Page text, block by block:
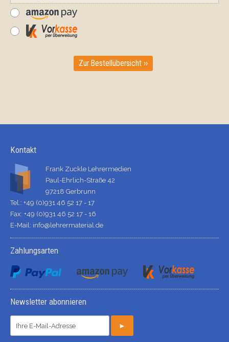
Zur Bestellübersicht ››
Kontakt
Frank Zuckle Lehrermedien
Paul-Ehrlich-Straße 42
97218 Gerbrunn
Tel.: +49 (0)931 46 52 17 - 17
Fax: +49 (0)931 46 52 17 - 16
E-Mail: info@lehrermaterial.de
Zahlungsarten
Newsletter abonnieren
►